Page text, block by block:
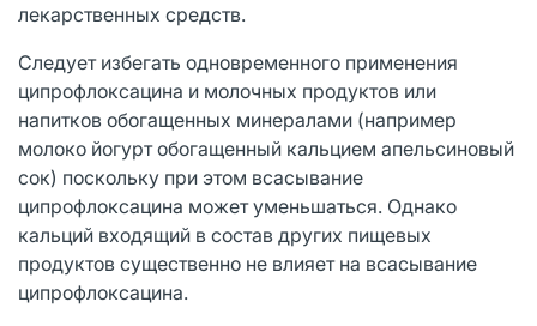
лекарственных средств.
Следует избегать одновременного применения
ципрофлоксацина и молочных продуктов или
напитков обогащенных минералами (например
молоко йогурт обогащенный кальцием апельсиновый
сок) поскольку при этом всасывание
ципрофлоксацина может уменьшаться. Однако
кальций входящий в состав других пищевых
продуктов существенно не влияет на всасывание
ципрофлоксацина.